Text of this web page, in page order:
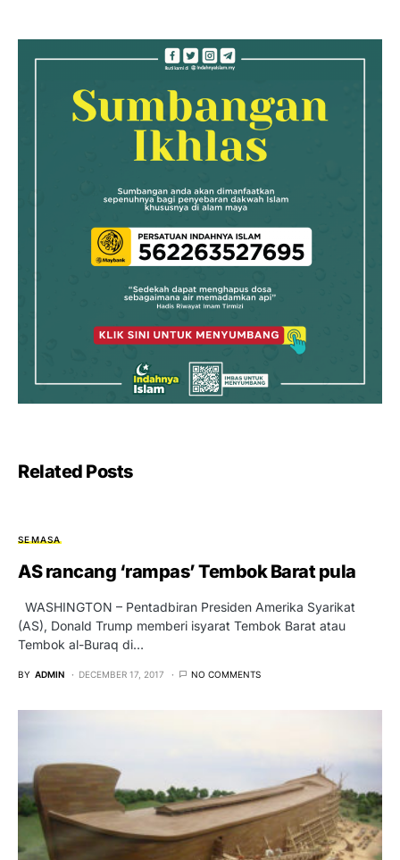
Related Posts
SEMASA
AS rancang ‘rampas’ Tembok Barat pula
WASHINGTON – Pentadbiran Presiden Amerika Syarikat
(AS), Donald Trump memberi isyarat Tembok Barat atau
Tembok al-Buraq di…
BY ADMIN DECEMBER 17, 2017 NO COMMENTS